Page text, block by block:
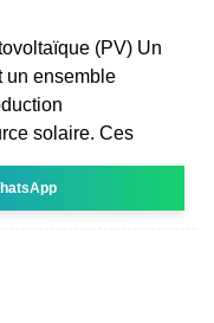
(PV) Un
un ensemble
solaire. Ces